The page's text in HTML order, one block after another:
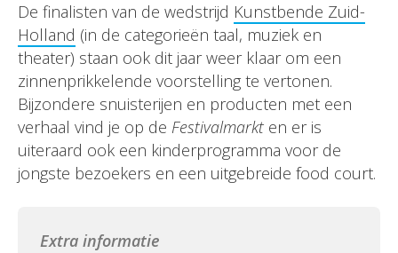
De finalisten van de wedstrijd Kunstbende Zuid-
Holland (in de categorieën taal, muziek en
theater) staan ook dit jaar weer klaar om een
zinnenprikkelende voorstelling te vertonen.
Bijzondere snuisterijen en producten met een
verhaal vind je op de Festivalmarkt en er is
uiteraard ook een kinderprogramma voor de
jongste bezoekers en een uitgebreide food court.
Extra informatie